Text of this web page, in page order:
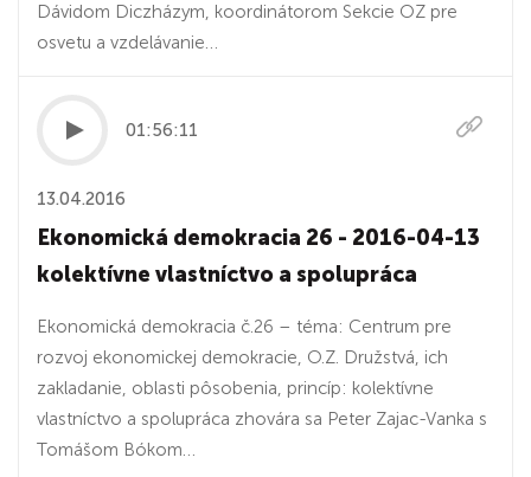
Dávidom Diczházym, koordinátorom Sekcie OZ pre
osvetu a vzdelávanie…
01:56:11
13.04.2016
Ekonomická demokracia 26 - 2016-04-13
kolektívne vlastníctvo a spolupráca
Ekonomická demokracia č.26 – téma: Centrum pre
rozvoj ekonomickej demokracie, O.Z. Družstvá, ich
zakladanie, oblasti pôsobenia, princíp: kolektívne
vlastníctvo a spolupráca zhovára sa Peter Zajac-Vanka s
Tomášom Bókom…